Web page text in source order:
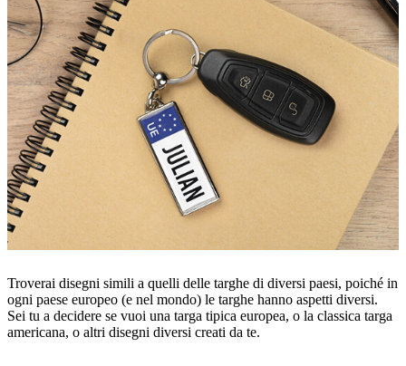
Troverai disegni simili a quelli delle targhe di diversi paesi, poiché in
ogni paese europeo (e nel mondo) le targhe hanno aspetti diversi.
Sei tu a decidere se vuoi una targa tipica europea, o la classica targa
americana, o altri disegni diversi creati da te.